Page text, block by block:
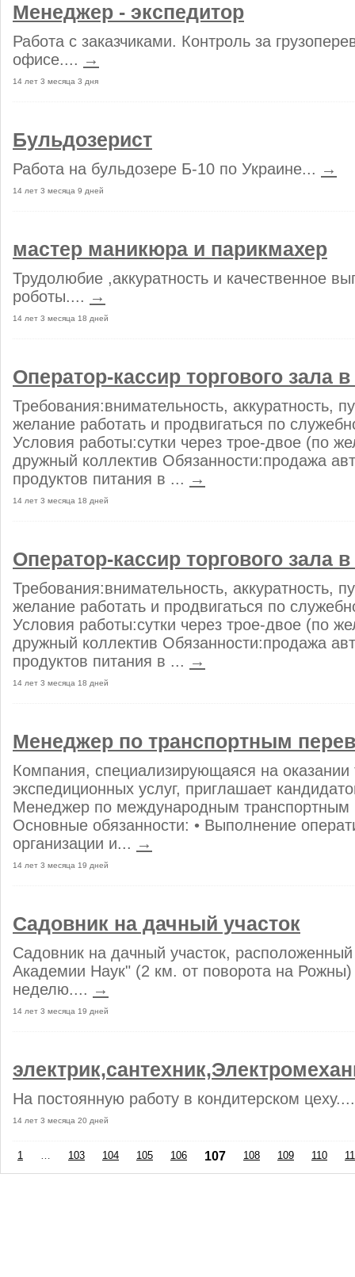
Менеджер - экспедитор
Работа с заказчиками. Контроль за
офисе.... →
14 лет 3 месяца 3 дня
Бульдозерист
Работа на бульдозере Б-10 по Украине... →
14 лет 3 месяца 9 дней
мастер маникюра и парикмахер
Трудолюбие ,аккуратность и качественное
роботы.... →
14 лет 3 месяца 18 дней
Оператор-кассир торгового зала
Требования:внимательность, аккуратность,
желание работать и продвигаться по
Условия работы:сутки через трое-двое (по
дружный коллектив Обязанности:продажа
продуктов питания в ... →
14 лет 3 месяца 18 дней
Оператор-кассир торгового зала
Требования:внимательность, аккуратность,
желание работать и продвигаться по
Условия работы:сутки через трое-двое (по
дружный коллектив Обязанности:продажа
продуктов питания в ... →
14 лет 3 месяца 18 дней
Менеджер по транспортным
Компания, специализирующаяся на оказании
экспедиционных услуг, приглашает
Менеджер по международным транспортным
Основные обязанности: • Выполнение
организации и... →
14 лет 3 месяца 19 дней
Садовник на дачный участок
Садовник на дачный участок,
Академии Наук" (2 км. от поворота на
неделю.... →
14 лет 3 месяца 19 дней
На постоянную работу в кондитерском
14 лет 3 месяца 20 дней
1 … 103 104 105 106 107 108 109 110